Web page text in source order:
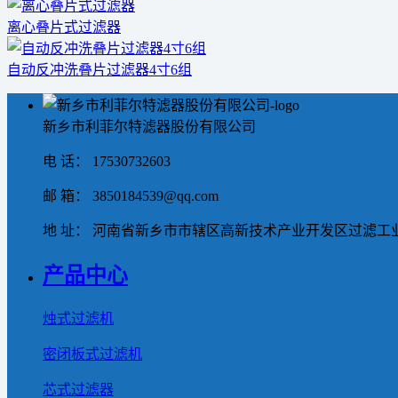
离心叠片式过滤器
自动反冲洗叠片过滤器4寸6组
新乡市利菲尔特滤器股份有限公司
电 话： 17530732603
邮 箱： 3850184539@qq.com
地 址： 河南省新乡市市辖区高新技术产业开发区过滤工
产品中心
烛式过滤机
密闭板式过滤机
芯式过滤器